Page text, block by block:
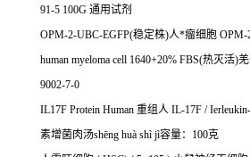
91-5 100G 通用试剂
OPM-2-UBC-EGFP(稳定株)人*瘤细胞 OPM-
human myeloma cell 1640+20% FBS(热灭活)
9002-7-0
IL17F Protein Human 重组人 IL-17F /
素增菌肉汤shēng huà shì jì容量： 100克